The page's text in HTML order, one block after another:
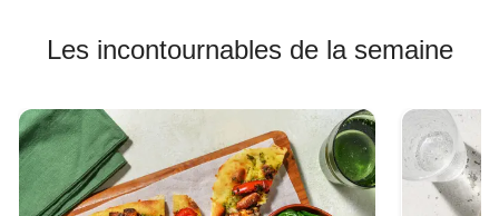
Les incontournables de la semaine